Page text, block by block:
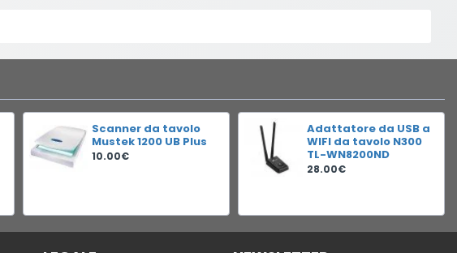
Scanner da tavolo
Mustek 1200 UB Plus
10.00€
Adattatore da USB a
WIFI da tavolo N300
TL-WN8200ND
28.00€